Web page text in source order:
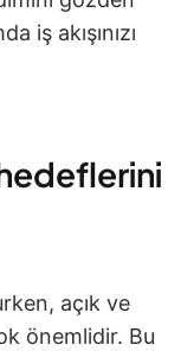
iş akışınızı
açık ve
önemlidir. Bu